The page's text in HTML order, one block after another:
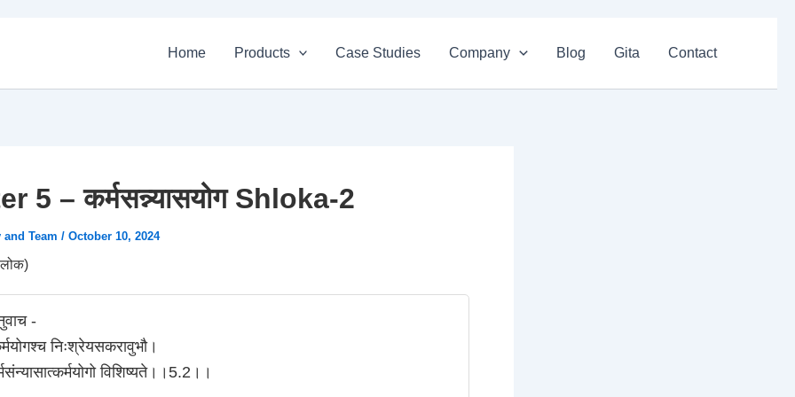
Home Products Case Studies Company Blog Gita Contact
5 – कर्मसन्न्यासयोग Shloka-2
and Team / October 10, 2024
-
निःश्रेयसकरावुभौ।
विशिष्यते।।5.2।।